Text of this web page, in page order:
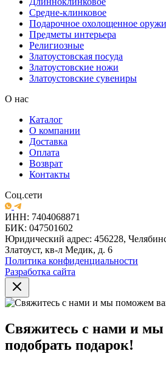
Средне-клинковое
Подарочное охолощенное
Предметы интерьера
Религиозные
Златоустовская посуда
Златоустовские ножи
Златоустовские сувениры
О нас
Каталог
О компании
Доставка
Оплата
Возврат
Контакты
Соц.сети
ИНН: 7404068871
БИК: 047501602
Юридический адрес: 456228,
Златоуст, кв-л Медик, д. 6
Политика конфиденциальности
Разработка сайта
Свяжитесь с нами и
подобрать подарок!